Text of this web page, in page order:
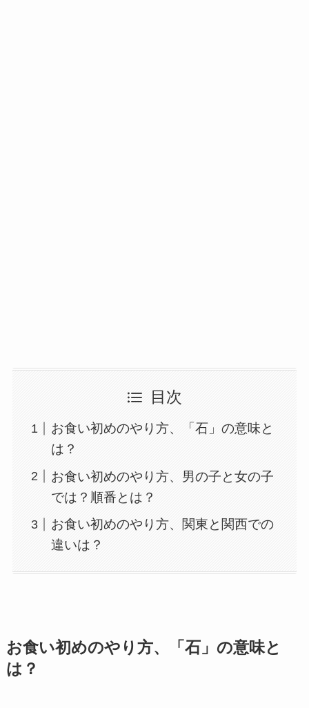
目次
お食い初めのやり方、「石」の意味と
は？
お食い初めのやり方、男の子と女の子
では？順番とは？
お食い初めのやり方、関東と関西での
違いは？
お食い初めのやり方、「石」の意味と
は？